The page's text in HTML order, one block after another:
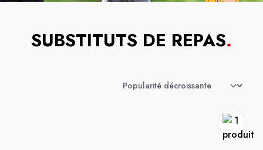
SUBSTITUTS DE REPAS.